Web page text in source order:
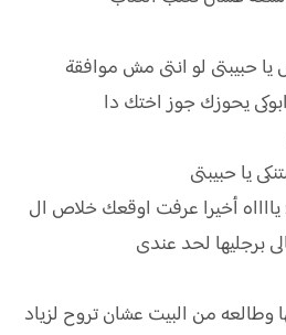
حبيبتى لو انتى مش موافقة
يحوزك جوز اختك دا
يا حبيبتى
أخيرا عرفت اوقعك خلاص ال
برجليها لحد عندى
من البيت عشان تروح لزياد